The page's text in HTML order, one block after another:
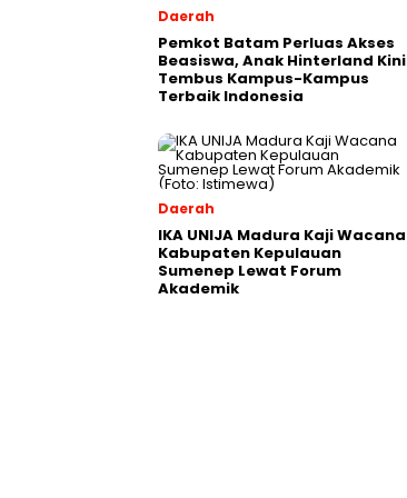
Daerah
Pemkot Batam Perluas Akses
Beasiswa, Anak Hinterland Kini
Tembus Kampus-Kampus
Terbaik Indonesia
Daerah
IKA UNIJA Madura Kaji Wacana
Kabupaten Kepulauan
Sumenep Lewat Forum
Akademik